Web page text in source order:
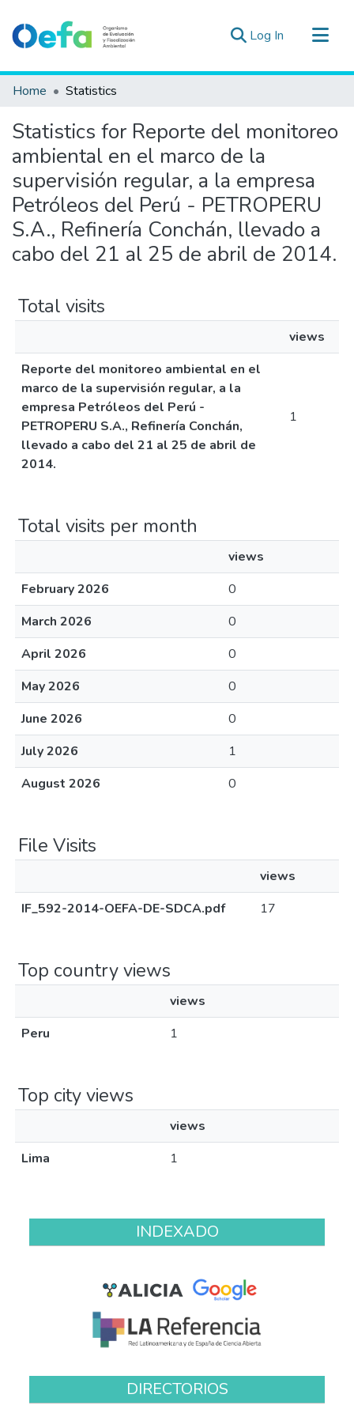
Log In (current)
Communities & Collections
Estad. Externas
Guias ▾
Home Statistics
Statistics for Reporte del monitoreo
ambiental en el marco de la
supervisión regular, a la empresa
Petróleos del Perú - PETROPERU
S.A., Refinería Conchán, llevado a
cabo del 21 al 25 de abril de 2014.
Total visits
views
Reporte del monitoreo ambiental en el
marco de la supervisión regular, a la
empresa Petróleos del Perú -
PETROPERU S.A., Refinería Conchán,
llevado a cabo del 21 al 25 de abril de
2014.
1
Total visits per month
views
February 2026
0
March 2026
0
April 2026
0
May 2026
0
June 2026
0
July 2026
1
August 2026
0
File Visits
views
IF_592-2014-OEFA-DE-SDCA.pdf
17
Top country views
views
Peru
1
Top city views
views
Lima
1
INDEXADO
DIRECTORIOS